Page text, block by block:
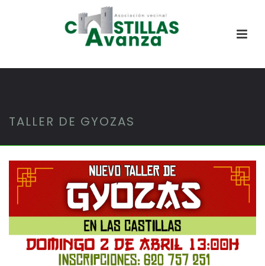
TALLER DE GYOZAS